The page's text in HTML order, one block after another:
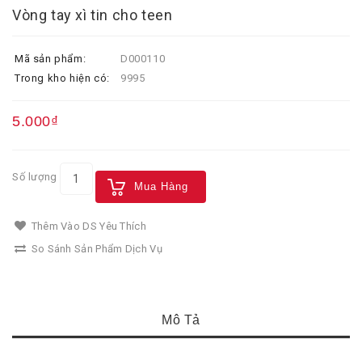
Vòng tay xì tin cho teen
Mã sản phẩm:
D000110
Trong kho hiện có:
9995
5.000₫
Số lượng
Mua Hàng
Thêm Vào DS Yêu Thích
So Sánh Sản Phẩm Dịch Vụ
Mô Tả